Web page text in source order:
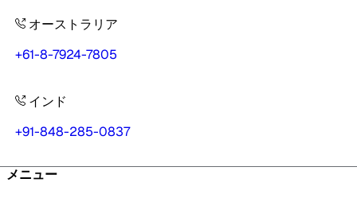
オーストラリア
+61-8-7924-7805
インド
+91-848-285-0837
メニュー